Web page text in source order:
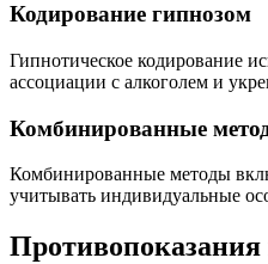
Кодирование гипнозом
Гипнотическое кодирование
ассоциации с алкоголем и
Комбинированные
Комбинированные методы
учитывать индивидуальные
Противопоказания